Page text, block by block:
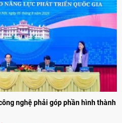
nghệ phải góp phần hình thành